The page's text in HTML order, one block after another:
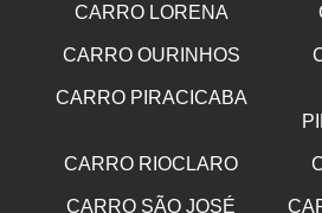
CARRO LORENA
CARRO OURINHOS
CARRO PIRACICABA
CARRO RIOCLARO
CARRO SÃO JOSÉ